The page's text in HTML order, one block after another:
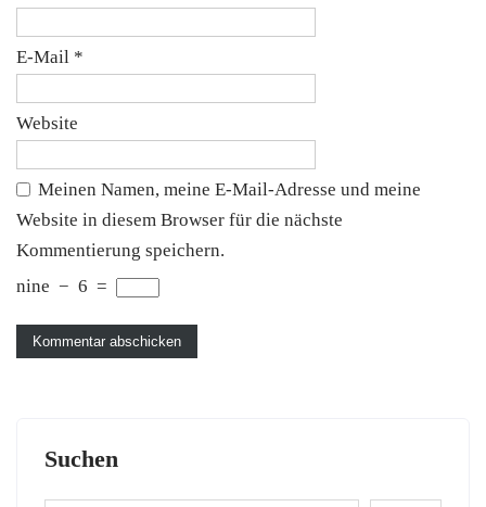
E-Mail *
Website
Meinen Namen, meine E-Mail-Adresse und meine
Website in diesem Browser für die nächste
Kommentierung speichern.
nine − 6 =
Suchen